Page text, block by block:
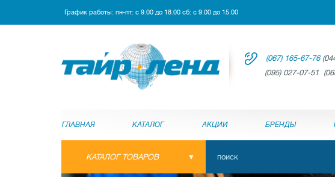
График работы: пн-пт: с 9.00 до 18.00 сб: с 9.00 до 15.00
(067) 165-67-76
(095) 027-07-51
ГЛАВНАЯ КАТАЛОГ АКЦИИ БРЕНДЫ
КАТАЛОГ ТОВАРОВ